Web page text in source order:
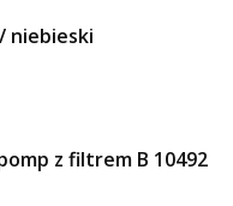
niebieski
z filtrem B 10492